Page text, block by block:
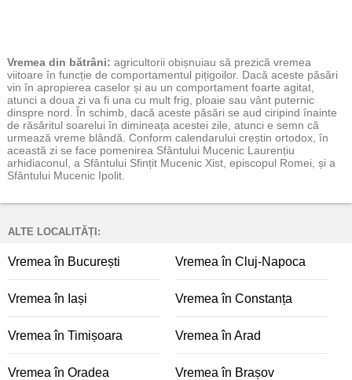
Vremea din bătrâni: agricultorii obișnuiau să prezică vremea
viitoare în funcție de comportamentul pițigoilor. Dacă aceste păsări
vin în apropierea caselor și au un comportament foarte agitat,
atunci a doua zi va fi una cu mult frig, ploaie sau vânt puternic
dinspre nord. În schimb, dacă aceste păsări se aud ciripind înainte
de răsăritul soarelui în dimineața acestei zile, atunci e semn că
urmează vreme blândă. Conform calendarului creștin ortodox, în
această zi se face pomenirea Sfântului Mucenic Laurențiu
arhidiaconul, a Sfântului Sfințit Mucenic Xist, episcopul Romei, și a
Sfântului Mucenic Ipolit.
ALTE LOCALITĂȚI:
Vremea în București Vremea în Cluj-Napoca
Vremea în Iași Vremea în Constanța
Vremea în Timișoara Vremea în Arad
Vremea în Oradea Vremea în Brașov